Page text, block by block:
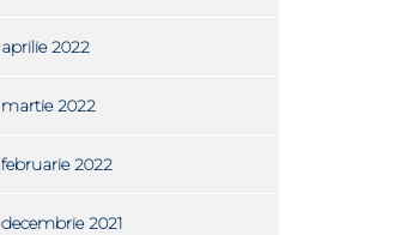
aprilie 2022
martie 2022
februarie 2022
decembrie 2021